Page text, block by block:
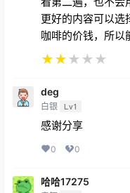
更好的内容可以选
咖啡的价钱，所以
★★★ ★ ★
deg
白银 Lv1
感谢分享
0 0
哈哈17275